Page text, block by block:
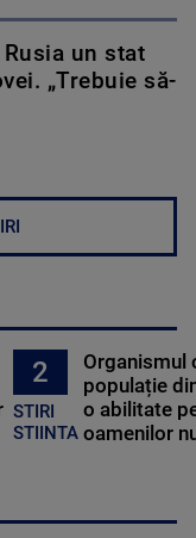
un stat
„Trebuie să-
2
STIRI
STIINTA
Organismul
populație
o abilitate
oamenilor